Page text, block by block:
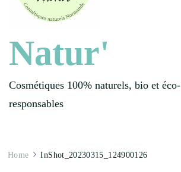
Natur'
Cosmétiques 100% naturels, bio et éco-
responsables
Home InShot_20230315_124900126